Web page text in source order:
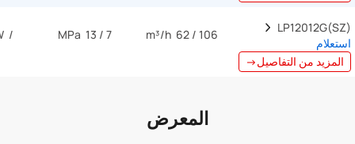
LP12012G(SZ)
استعلام
المزيد من التفاصيل→
106 / 62 m³/h
7 / 13 MPa
/ kW
المعرض